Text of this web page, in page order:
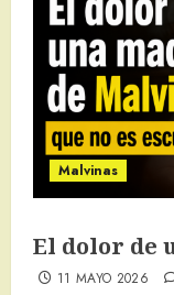
Malvinas
El dolor de
11 MAYO 2026